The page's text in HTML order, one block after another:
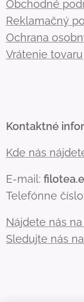
Obchodné
Reklamačný
Ochrana
Vrátenie tovaru
Kontaktné
Kde nás
E-mail:
Telefónne
Nájdete nás
Sledujte nás